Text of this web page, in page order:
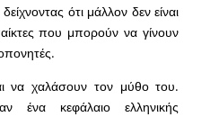
ότι μάλλον δεν είναι
που μπορούν να γίνουν
να χαλάσουν τον μύθο του.
ένα κεφάλαιο ελληνικής